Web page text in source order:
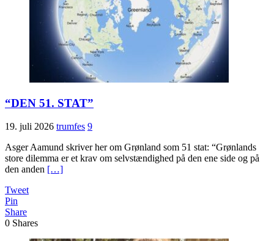
“DEN 51. STAT”
19. juli 2026 trumfes 9
Asger Aamund skriver her om Grønland som 51 stat: “Grønlands
store dilemma er et krav om selvstændighed på den ene side og på
den anden […]
Tweet
Pin
Share
0 Shares